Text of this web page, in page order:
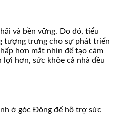
và bền vững. Do đó, tiểu
tượng trưng cho sự phát triển
hơn mắt nhìn để tạo cảm
lợi hơn, sức khỏe cả nhà đều
ở góc Đông để hỗ trợ sức